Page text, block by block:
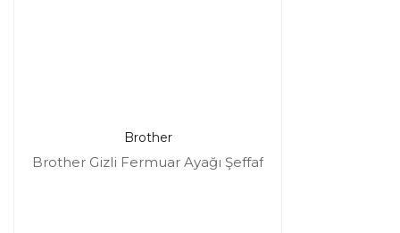
Brother
Brother Gizli Fermuar Ayağı Şeffaf